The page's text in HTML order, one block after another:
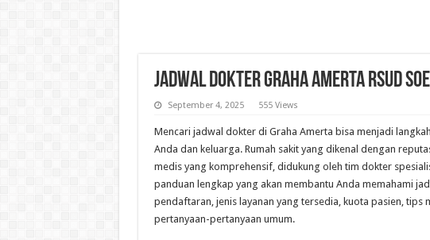
Jadwal Dokter Graha Amerta RSUD
September 4, 2025 555 Views
Mencari jadwal dokter di Graha Amerta bisa menjadi
Anda dan keluarga. Rumah sakit yang dikenal dengan
medis yang komprehensif, didukung oleh tim dokter
panduan lengkap yang akan membantu Anda memahami
pendaftaran, jenis layanan yang tersedia, kuota pasien,
pertanyaan-pertanyaan umum.